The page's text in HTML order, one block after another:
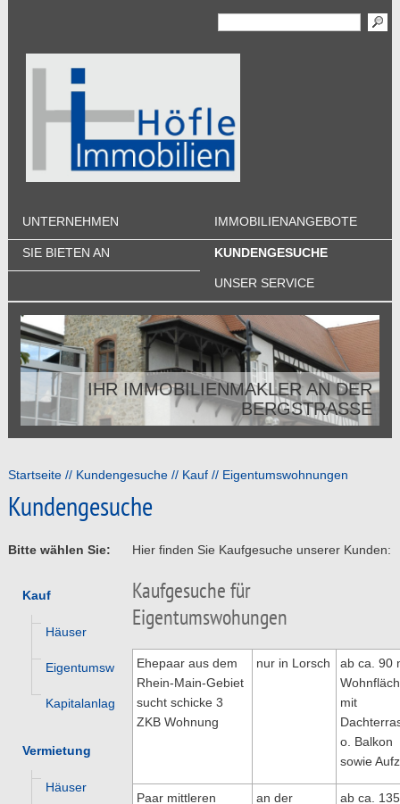
UNTERNEHMEN IMMOBILIENANGEBOTE
SIE BIETEN AN KUNDENGESUCHE
UNSER SERVICE
IHR IMMOBILIENMAKLER AN DER
BERGSTRASSE
Startseite Kundengesuche Kauf Eigentumswohnungen
Kundengesuche
Bitte wählen Sie:
Kauf
Häuser
Eigentumswohnungen
Kapitalanlagen
Vermietung
Häuser
Hier finden Sie Kaufgesuche unserer Kunden:
Kaufgesuche für
Eigentumswohungen
Ehepaar aus dem
Rhein-Main-Gebiet
sucht schicke 3
ZKB Wohnung
nur in Lorsch
ab ca. 90
mit
o. Balkon
sowie
Paar mittleren
an der
ab ca. 135